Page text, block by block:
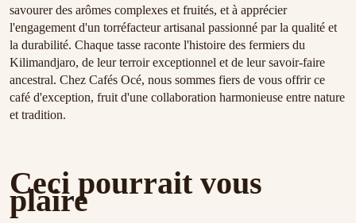
savourer des arômes complexes et fruités, et à apprécier
l'engagement d'un torréfacteur artisanal passionné par la qualité et
la durabilité. Chaque tasse raconte l'histoire des fermiers du
Kilimandjaro, de leur terroir exceptionnel et de leur savoir-faire
ancestral. Chez Cafés Océ, nous sommes fiers de vous offrir ce
café d'exception, fruit d'une collaboration harmonieuse entre nature
et tradition.
Ceci pourrait vous
plaire